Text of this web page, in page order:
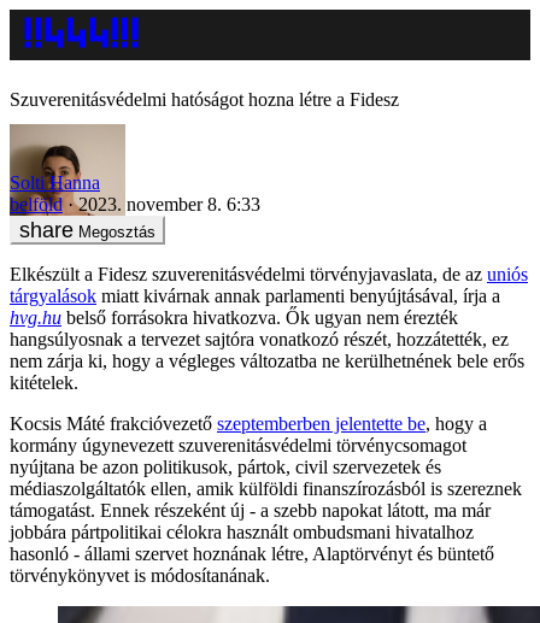
Szuverenitásvédelmi hatóságot hozna létre a Fidesz
Solti Hanna
belföld
2023. november 8. 6:33
Megosztás
Elkészült a Fidesz szuverenitásvédelmi törvényjavaslata, de az uniós
tárgyalások miatt kivárnak annak parlamenti benyújtásával, írja a
hvg.hu belső forrásokra hivatkozva. Ők ugyan nem érezték
hangsúlyosnak a tervezet sajtóra vonatkozó részét, hozzátették, ez
nem zárja ki, hogy a végleges változatba ne kerülhetnének bele erős
kitételek.
Kocsis Máté frakcióvezető szeptemberben jelentette be, hogy a
kormány úgynevezett szuverenitásvédelmi törvénycsomagot
nyújtana be azon politikusok, pártok, civil szervezetek és
médiaszolgáltatók ellen, amik külföldi finanszírozásból is szereznek
támogatást. Ennek részeként új - a szebb napokat látott, ma már
jobbára pártpolitikai célokra használt ombudsmani hivatalhoz
hasonló - állami szervet hoznának létre, Alaptörvényt és büntető
törvénykönyvet is módosítanának.